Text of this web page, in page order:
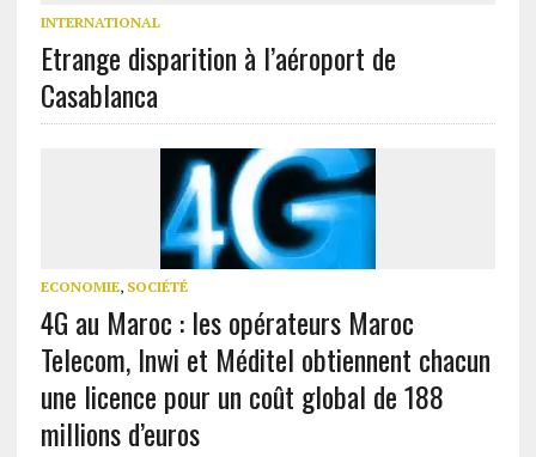
INTERNATIONAL
Etrange disparition à l’aéroport de
Casablanca
ECONOMIE, SOCIÉTÉ
4G au Maroc : les opérateurs Maroc
Telecom, Inwi et Méditel obtiennent chacun
une licence pour un coût global de 188
millions d’euros